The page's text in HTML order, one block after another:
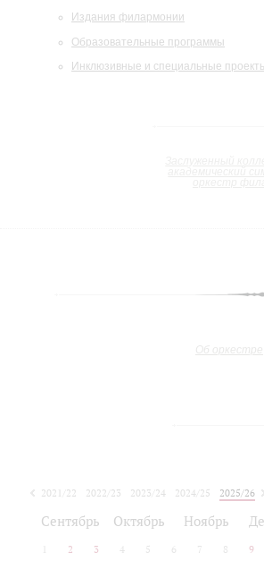
Издания филармонии
Образовательные программы
Инклюзивные и специальные
Об оркестре
2021/22 2022/23 2023/24 2024/25
2025/26
Сентябрь Октябрь Ноябрь
2 3 4 5 6 7 8 9